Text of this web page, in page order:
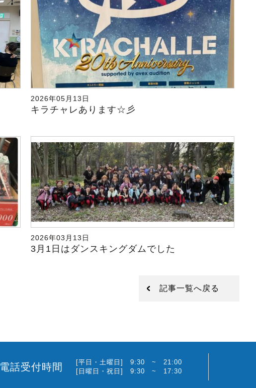
2026年05月13日
キラチャレあります☆彡
2026年03月13日
3月1日はダンスキングダムでした
記事一覧へ戻る
電話受付時間
[平日・土曜日] 9:30 ~ 21:00
[日曜日・祝日] 9:30 ~ 17:30